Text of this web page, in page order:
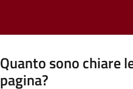
Quanto sono chiare
pagina?